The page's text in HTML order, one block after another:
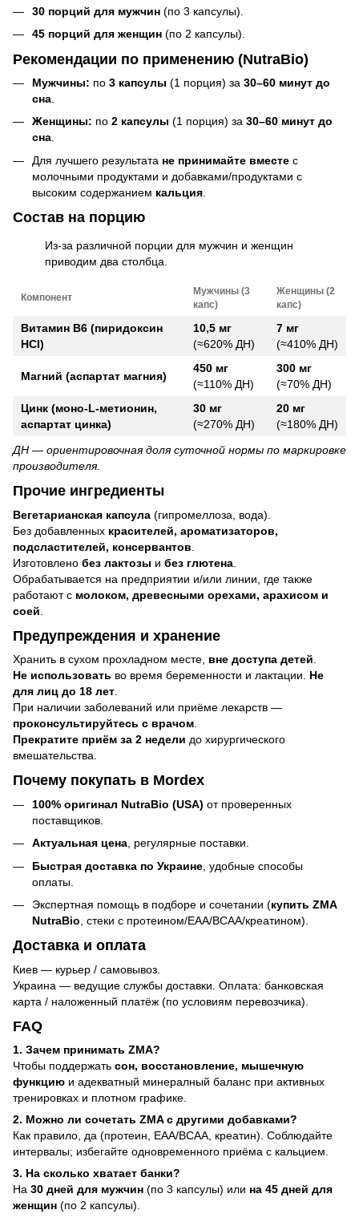
30 порций для мужчин (по 3 капсулы).
45 порций для женщин (по 2 капсулы).
Рекомендации по применению (NutraBio)
Мужчины: по 3 капсулы (1 порция) за 30–60 минут до
сна
Женщины: по 2 капсулы (1 порция) за 30–60 минут до
сна.
Для лучшего результата не принимайте вместе с
молочными продуктами и добавками/продуктами с
высоким содержанием кальция
Состав на порцию
Из-за различной порции для мужчин и женщин
приводим два столбца.
Компонент
Мужчины (3
капс)
Женщины (2
капс)
Витамин B6 (пиридоксин
HCl)
10,5 мг
(≈620% ДН)
7 мг
(≈410% ДН)
Магний (аспартат магния)
450 мг
(≈110% ДН)
300 мг
(≈70% ДН)
Цинк (моно-L-метионин,
аспартат цинка)
30 мг
(≈270% ДН)
20 мг
(≈180% ДН)
ДН — ориентировочная доля суточной нормы по маркировке
производителя.
Прочие ингредиенты
Вегетарианская капсула (гипромеллоза, вода).
Без добавленных красителей, ароматизаторов,
подсластителей, консервантов
Изготовлено без лактозы и без глютена
Обрабатывается на предприятии и/или линии, где также
работают с молоком, древесными орехами, арахисом и
соей
Предупреждения и хранение
Хранить в сухом прохладном месте, вне доступа детей
Не использовать во время беременности и лактации. Не
для лиц до 18 лет
При наличии заболеваний или приёме лекарств —
проконсультируйтесь с врачом
Прекратите приём за 2 недели до хирургического
вмешательства.
Почему покупать в Mordex
100% оригинал NutraBio (USA) от проверенных
поставщиков.
Актуальная цена , регулярные поставки.
Быстрая доставка по Украине , удобные способы
оплаты.
Экспертная помощь в подборе и сочетании (купить ZMA
NutraBio , стеки с протеином/EAA/BCAA/креатином).
Доставка и оплата
Киев — курьер / самовывоз.
Украина — ведущие службы доставки. Оплата: банковская
карта / наложенный платёж (по условиям перевозчика).
FAQ
1. Зачем принимать ZMA?
Чтобы поддержать сон, восстановление, мышечную
функцию и адекватный минералный баланс при активных
тренировках и плотном графике.
2. Можно ли сочетать ZMA с другими добавками?
Как правило, да (протеин, EAA/BCAA, креатин). Соблюдайте
интервалы; избегайте одновременного приёма с кальцием.
3. На сколько хватает банки?
На 30 дней для мужчин (по 3 капсулы) или на 45 дней для
женщин (по 2 капсулы).